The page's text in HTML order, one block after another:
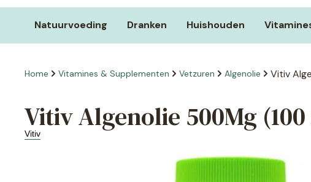
Natuurvoeding Dranken Huishouden
Home Vitamines & Supplementen Vetzuren Algenolie Vitiv
Vitiv Algenolie 500Mg
Vitiv